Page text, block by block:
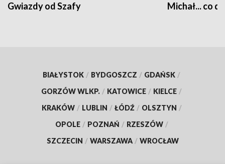
Gwiazdy od Szafy Michał... co
BIAŁYSTOK / BYDGOSZCZ / GDAŃSK /
GORZÓW WLKP. / KATOWICE / KIELCE /
KRAKÓW / LUBLIN / ŁÓDŹ / OLSZTYN /
OPOLE / POZNAŃ / RZESZÓW /
SZCZECIN / WARSZAWA / WROCŁAW